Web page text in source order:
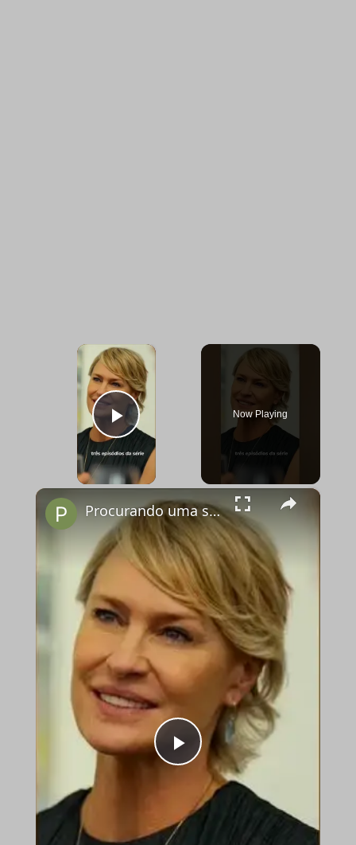
×
Play Video
Now Playing
×
Play
Video
Procurando uma série para assistir este fim de semana? Pega essa dica!